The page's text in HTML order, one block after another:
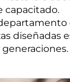
capacitado.
diseñadas